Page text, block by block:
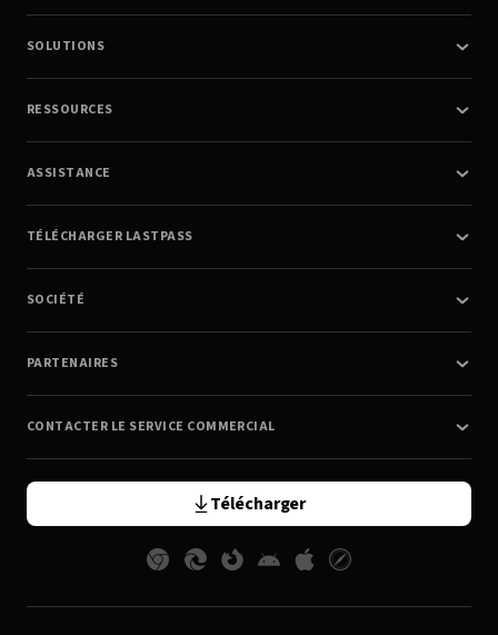
SOLUTIONS
RESSOURCES
ASSISTANCE
TÉLÉCHARGER LASTPASS
SOCIÉTÉ
PARTENAIRES
CONTACTER LE SERVICE COMMERCIAL
Télécharger